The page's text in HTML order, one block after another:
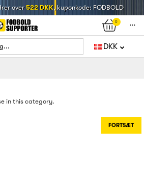
over522 DKK, kuponkode: FODBOLD
0
󰄒
DKK
in this category.
FORTSÆT